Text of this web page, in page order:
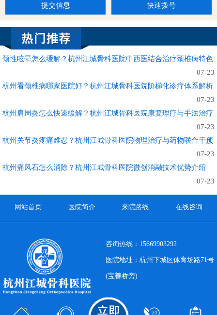
提交信息 快速拨号
颈性眩晕怎么缓解？杭州江城骨科医院中西医结合治疗颈椎病特色
07-23
杭州看颈椎病哪家医院好？杭州江城骨科医院阶梯化诊疗体系解析
07-23
杭州肩周炎怎么快速缓解？杭州江城骨科医院康复理疗与手法治疗
07-23
杭州关节炎疼痛难忍？杭州江城骨科医院物理治疗与药物联合干预
07-23
杭州痛风石怎么消除？杭州江城骨科医院微创消融技术优势介绍
07-23
网站首页 医院简介 来院路线 在线咨询
咨询热线：15669903292
医院地址：杭州下城区体育场路71号
(宝善桥旁)